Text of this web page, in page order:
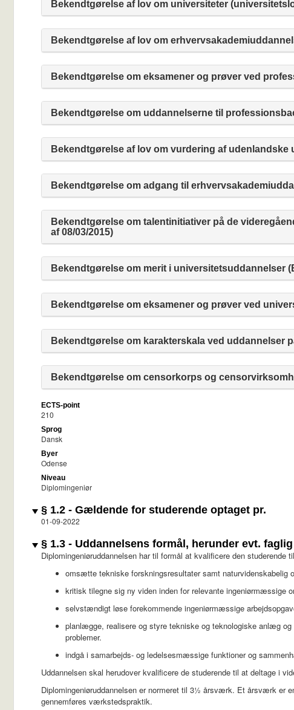
Bekendtgørelse af lov om universiteter
Bekendtgørelse af lov om
Bekendtgørelse om eksamener og prøver ved
Bekendtgørelse om uddannelserne til
Bekendtgørelse af lov om vurdering af udenlandske
Bekendtgørelse om adgang til
Bekendtgørelse om talentinitiativer på de
af 08/03/2015)
Bekendtgørelse om merit i universitetsuddannelser
Bekendtgørelse om eksamener og prøver ved
Bekendtgørelse om karakterskala ved uddannelser
Bekendtgørelse om censorkorps og
ECTS-point
210
Sprog
Dansk
Byer
Odense
Niveau
Diplomingeniør
§ 1.2 - Gældende for studerende optaget pr.
01-09-2022
§ 1.3 - Uddannelsens formål, herunder evt.
Diplomingeniøruddannelsen har til formål at kvalificere den
omsætte tekniske forskningsresultater samt naturvidenskabelig
kritisk tilegne sig ny viden inden for relevante ingeniørmæssige
selvstændigt løse forekommende ingeniørmæssige
planlægge, realisere og styre tekniske og teknologiske anlæg
problemer.
indgå i samarbejds- og ledelsesmæssige funktioner og
Uddannelsen skal herudover kvalificere de studerende til at deltage i
Diplomingeniøruddannelsen er normeret til 3½ årsværk. Et årsværk er
gennemføres værkstedspraktik.